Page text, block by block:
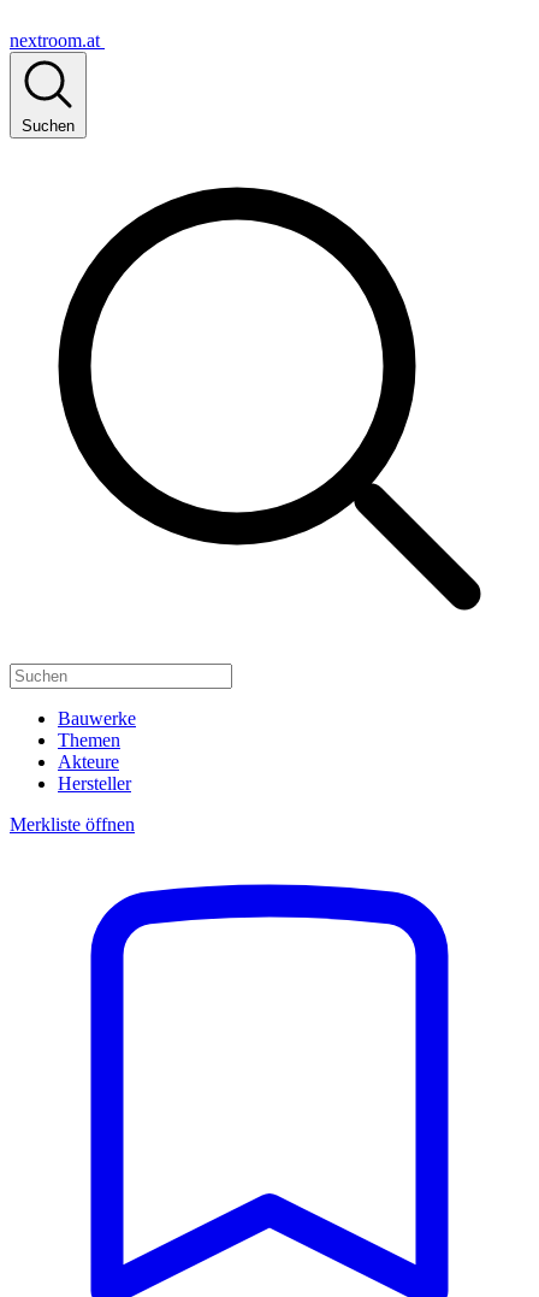
nextroom.at
Suchen
Bauwerke
Themen
Akteure
Hersteller
Merkliste öffnen